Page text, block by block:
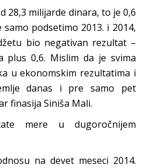
28,3 milijarde dinara, to je 0,6
samo podsetimo 2013. i 2014,
bio negativan rezultat –
plus 0,6. Mislim da je svima
u ekonomskim rezultatima i
danas i pre samo pet
finasija Siniša Mali.
mere u dugoročnijem
na devet meseci 2014.